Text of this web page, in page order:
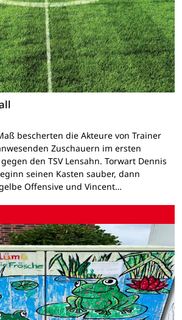
bescherten die Akteure von Trainer
Zuschauern im ersten
den TSV Lensahn. Torwart Dennis
seinen Kasten sauber, dann
Offensive und Vincent…